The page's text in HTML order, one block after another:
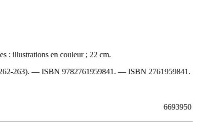
: illustrations en couleur ; 22 cm.
262-263). — ISBN 9782761959841 . — ISBN 2761959841 .
6693950